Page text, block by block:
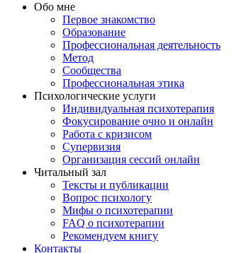
Обо мне
Первое знакомство
Образование
Профессиональная деятельность
Метод
Сообщества
Профессиональная этика
Психологические услуги
Индивидуальная психотерапия
Фокусирование очно и онлайн
Работа с кризисом
Супервизия
Организация сессий онлайн
Читальный зал
Тексты и публикации
Вопрос психологу
Мифы о психотерапии
FAQ о психотерапии
Рекомендуем книгу
Контакты